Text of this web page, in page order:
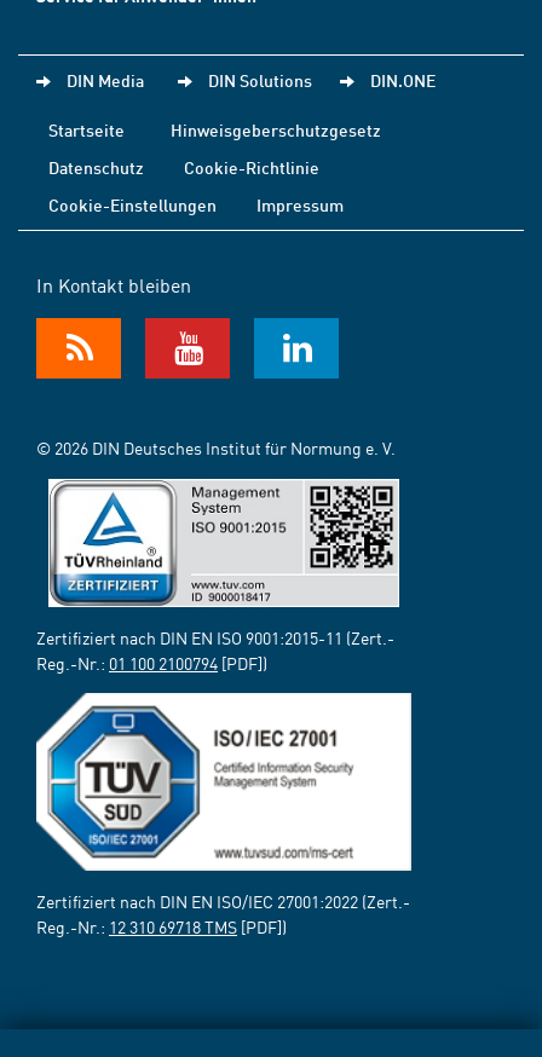
DIN Media DIN Solutions DIN.ONE
Startseite
Hinweisgeberschutzgesetz
Datenschutz
Cookie-Richtlinie
Cookie-Einstellungen
Impressum
In Kontakt bleiben
© 2026 DIN Deutsches Institut für Normung e. V.
Zertifiziert nach DIN EN ISO 9001:2015-11 (Zert.-
Reg.-Nr.: 01 100 2100794 [PDF])
Zertifiziert nach DIN EN ISO/IEC 27001:2022 (Zert.-
Reg.-Nr.: 12 310 69718 TMS [PDF])